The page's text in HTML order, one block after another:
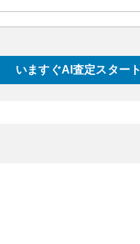
いますぐAI査定スタート